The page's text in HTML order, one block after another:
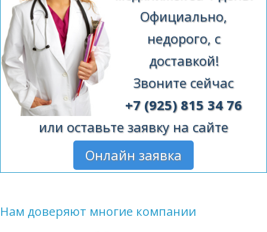
Официально,
недорого, с
доставкой!
Звоните сейчас
+7 (925) 815 34 76
или оставьте заявку на сайте
Онлайн заявка
Нам доверяют многие компании